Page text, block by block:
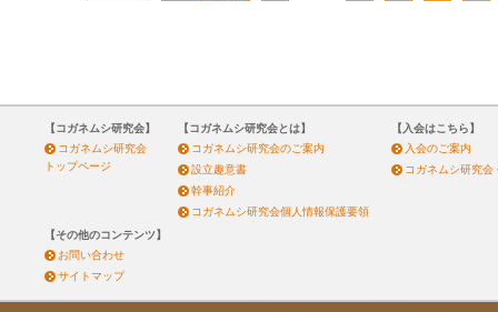
【コガネムシ研究会】
コガネムシ研究会
トップページ
【コガネムシ研究会とは】
コガネムシ研究会のご案内
設立趣意書
幹事紹介
コガネムシ研究会個人情報保護要領
【入会はこちら】
入会のご案内
コガネムシ研究会
【その他のコンテンツ】
お問い合わせ
サイトマップ